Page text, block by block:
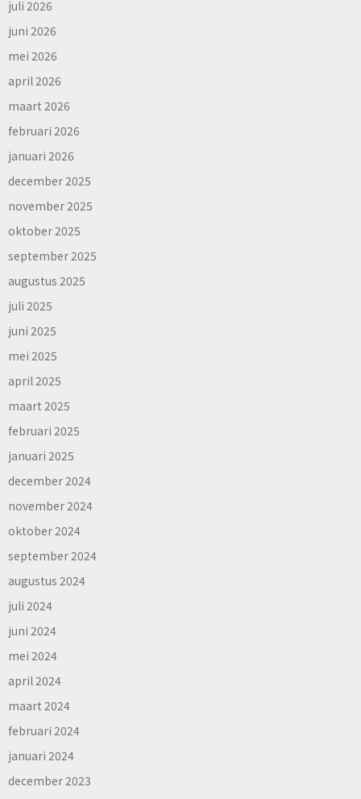
juli 2026
juni 2026
mei 2026
april 2026
maart 2026
februari 2026
januari 2026
december 2025
november 2025
oktober 2025
september 2025
augustus 2025
juli 2025
juni 2025
mei 2025
april 2025
maart 2025
februari 2025
januari 2025
december 2024
november 2024
oktober 2024
september 2024
augustus 2024
juli 2024
juni 2024
mei 2024
april 2024
maart 2024
februari 2024
januari 2024
december 2023